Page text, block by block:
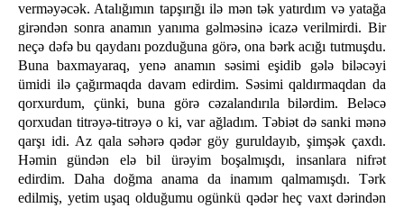
verməyəcək. Atalığımın tapşırığı ilə mən tək yatırdım və yatağa
girəndən sonra anamın yanıma gəlməsinə icazə verilmirdi. Bir
neçə dəfə bu qaydanı pozduğuna görə, ona bərk acığı tutmuşdu.
Buna baxmayaraq, yenə anamın səsimi eşidib gələ biləcəyi
ümidi ilə çağırmaqda davam edirdim. Səsimi qaldırmaqdan da
qorxurdum, çünki, buna görə cəzalandırıla bilərdim. Beləcə
qorxudan titrəyə-titrəyə o ki, var ağladım. Təbiət də sanki mənə
qarşı idi. Az qala səhərə qədər göy guruldayıb, şimşək çaxdı.
Həmin gündən elə bil ürəyim boşalmışdı, insanlara nifrət
edirdim. Daha doğma anama da inamım qalmamışdı. Tərk
edilmiş, yetim uşaq olduğumu ogünkü qədər heç vaxt dərindən